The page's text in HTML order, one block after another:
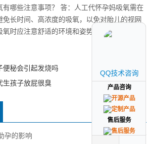
有哪些注意事项？ 答：人工代怀孕妈吸氧需在
免长时间、高浓度的吸氧，以免对胎儿的视网
时应注意舒适的环境和姿势,确保吸氧的效
便秘会引起发烧吗
生孩子放屁很臭
孕的影响 09-09
QQ技术咨询
产品咨询
售后服务
QQ技术咨询
产品咨询
售后服务